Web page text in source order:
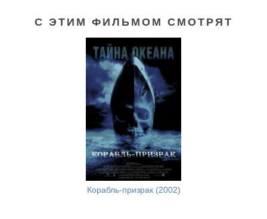
С ЭТИМ ФИЛЬМОМ СМОТРЯТ
Корабль-призрак (2002)